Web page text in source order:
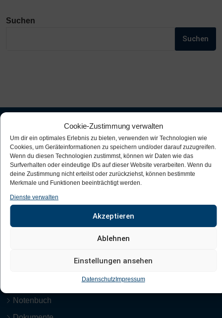
Cookie-Zustimmung verwalten
Um dir ein optimales Erlebnis zu bieten, verwenden wir Technologien wie
Cookies, um Geräteinformationen zu speichern und/oder darauf zuzugreifen.
Wenn du diesen Technologien zustimmst, können wir Daten wie das
Surfverhalten oder eindeutige IDs auf dieser Website verarbeiten. Wenn du
deine Zustimmung nicht erteilst oder zurückziehst, können bestimmte
Merkmale und Funktionen beeinträchtigt werden.
Dienste verwalten
Akzeptieren
Ablehnen
Einstellungen ansehen
DatenschutzImpressum
Suchen
Suchen
IGS „Grete Unrein“
August-Bebel-Str. 1
Telefon: +49 3641-449342
Notenbuch